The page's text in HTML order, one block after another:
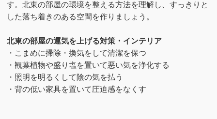
す。北東の部屋の環境を整える方法を理解し、すっきりと
した落ち着きのある空間を作りましょう。
北東の部屋の運気を上げる対策・インテリア
・こまめに掃除・換気をして清潔を保つ
・観葉植物や盛り塩を置いて悪い気を浄化する
・照明を明るくして陰の気を払う
・背の低い家具を置いて圧迫感をなくす